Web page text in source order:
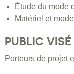
Étude du mode
Matériel et
PUBLIC VISÉ
Porteurs de projet